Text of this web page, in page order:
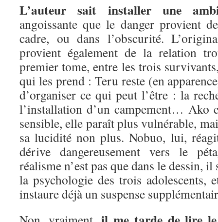
L’auteur sait installer une
angoissante que le danger provient
cadre, ou dans l’obscurité.
provient également de la relation
premier tome, entre les trois
qui les prend : Teru reste (en
d’organiser ce qui peut l’être : la
l’installation d’un campement… Ako
sensible, elle paraît plus vulnérable,
sa lucidité non plus. Nobuo, lui,
dérive dangereusement vers le
réalisme n’est pas que dans le dessin, il
la psychologie des trois adolescents,
instaure déjà un suspense